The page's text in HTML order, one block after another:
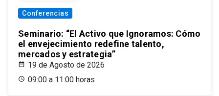
Conferencias
Seminario: “El Activo que Ignoramos: Cómo
el envejecimiento redefine talento,
mercados y estrategia”
19 de Agosto de 2026
09:00 a 11:00 horas